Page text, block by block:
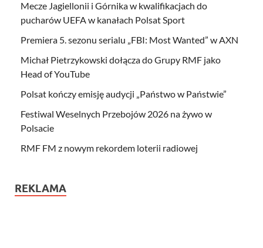
Mecze Jagiellonii i Górnika w kwalifikacjach do
pucharów UEFA w kanałach Polsat Sport
Premiera 5. sezonu serialu „FBI: Most Wanted” w AXN
Michał Pietrzykowski dołącza do Grupy RMF jako
Head of YouTube
Polsat kończy emisję audycji „Państwo w Państwie”
Festiwal Weselnych Przebojów 2026 na żywo w
Polsacie
RMF FM z nowym rekordem loterii radiowej
REKLAMA